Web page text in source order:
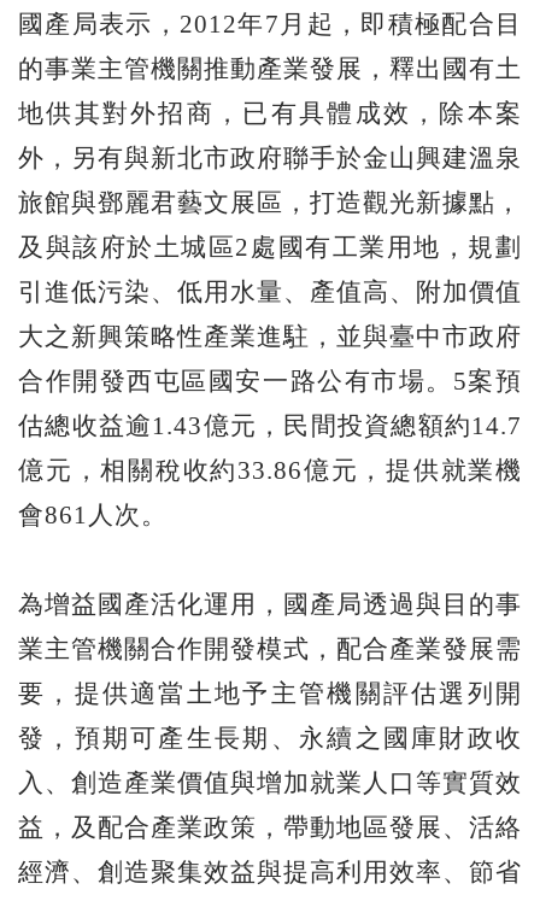
國產局表示，2012年7月起，即積極配合目
的事業主管機關推動產業發展，釋出國有土
地供其對外招商，已有具體成效，除本案
外，另有與新北市政府聯手於金山興建溫泉
旅館與鄧麗君藝文展區，打造觀光新據點，
及與該府於土城區2處國有工業用地，規劃
引進低污染、低用水量、產值高、附加價值
大之新興策略性產業進駐，並與臺中市政府
合作開發西屯區國安一路公有市場。5案預
估總收益逾1.43億元，民間投資總額約14.7
億元，相關稅收約33.86億元，提供就業機
會861人次。
為增益國產活化運用，國產局透過與目的事
業主管機關合作開發模式，配合產業發展需
要，提供適當土地予主管機關評估選列開
發，預期可產生長期、永續之國庫財政收
入、創造產業價值與增加就業人口等實質效
益，及配合產業政策，帶動地區發展、活絡
經濟、創造聚集效益與提高利用效率、節省